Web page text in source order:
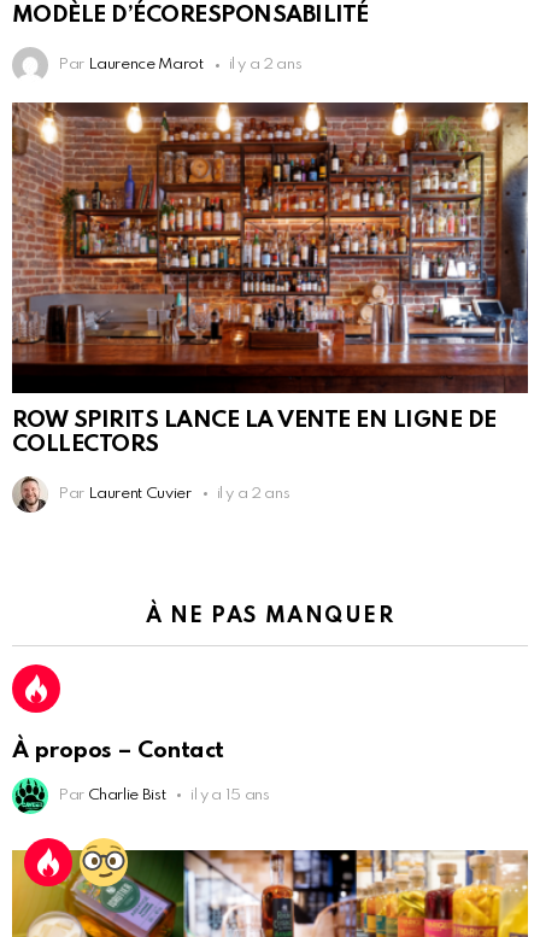
MODÈLE D’ÉCORESPONSABILITÉ
Par Laurence Marot il y a 2 ans
ROW SPIRITS LANCE LA VENTE EN LIGNE DE
COLLECTORS
Par Laurent Cuvier il y a 2 ans
À NE PAS MANQUER
À propos – Contact
Par Charlie Bist il y a 15 ans